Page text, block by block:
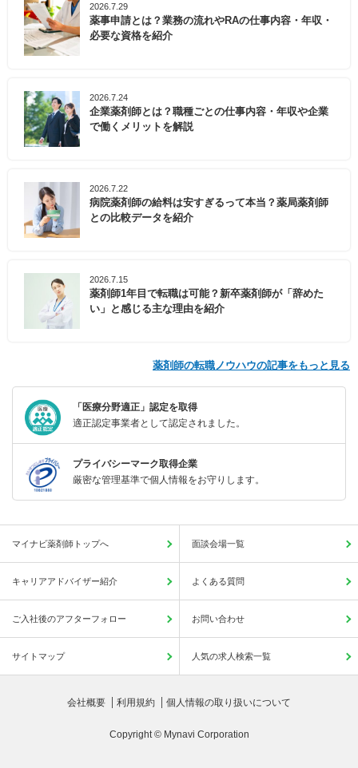
2026.7.29
薬事申請とは？業務の流れやRAの仕事内容・年収・
必要な資格を紹介
2026.7.24
企業薬剤師とは？職種ごとの仕事内容・年収や企業
で働くメリットを解説
2026.7.22
病院薬剤師の給料は安すぎるって本当？薬局薬剤師
との比較データを紹介
2026.7.15
薬剤師1年目で転職は可能？新卒薬剤師が「辞めた
い」と感じる主な理由を紹介
薬剤師の転職ノウハウの記事をもっと見る
「医療分野適正」認定を取得
適正認定事業者として認定されました。
プライバシーマーク取得企業
厳密な管理基準で個人情報をお守りします。
マイナビ薬剤師トップへ 面談会場一覧
キャリアアドバイザー紹介 よくある質問
ご入社後のアフターフォロー お問い合わせ
サイトマップ 人気の求人検索一覧
会社概要 利用規約 個人情報の取り扱いについて
Copyright © Mynavi Corporation